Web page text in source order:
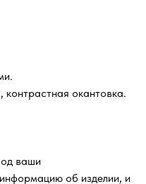
контрастная окантовка.
ваши
об изделии, и